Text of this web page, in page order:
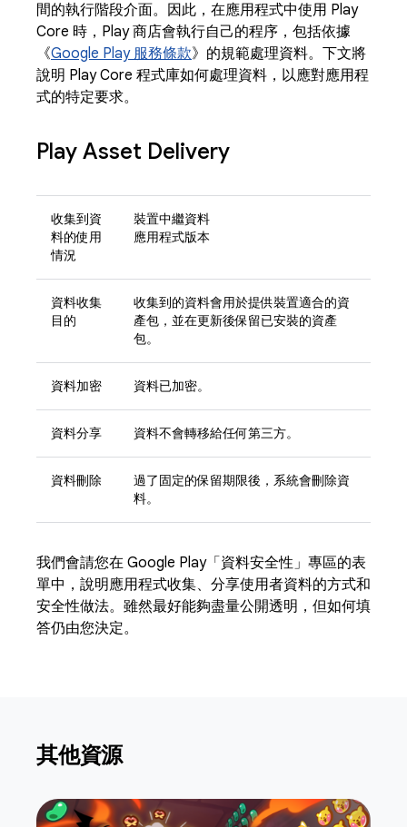
間的執行階段介面。因此，在應用程式中使用 Play
Core 時，Play 商店會執行自己的程序，包括依據
《Google Play 服務條款》的規範處理資料。下文將
說明 Play Core 程式庫如何處理資料，以應對應用程
式的特定要求。
Play Asset Delivery
收集到資
料的使用
情況
裝置中繼資料
應用程式版本
資料收集
目的
收集到的資料會用於提供裝置適合的資
產包，並在更新後保留已安裝的資產
包。
資料加密 資料已加密。
資料分享 資料不會轉移給任何第三方。
資料刪除
過了固定的保留期限後，系統會刪除資
料。
我們會請您在 Google Play「資料安全性」專區的表
單中，說明應用程式收集、分享使用者資料的方式和
安全性做法。雖然最好能夠盡量公開透明，但如何填
答仍由您決定。
其他資源